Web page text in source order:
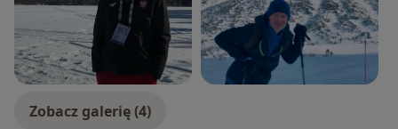
Zobacz galerię (4)